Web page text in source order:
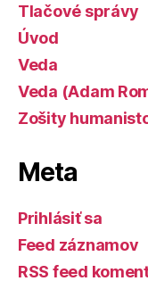
Tlačové správy
Úvod
Veda
Veda (Adam
Zošity
Meta
Prihlásiť sa
Feed záznamov
RSS feed